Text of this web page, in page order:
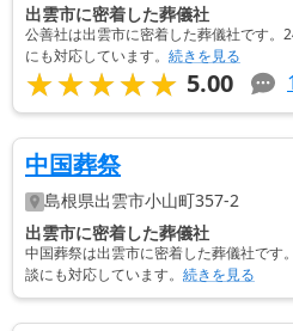
出雲市に密着した葬儀社
公善社は出雲市に密着した葬儀社です。
にも対応しています。 続きを見る
★★★★★
★★★★★ 5.00 1
中国葬祭
島根県出雲市小山町357-2
出雲市に密着した葬儀社
中国葬祭は出雲市に密着した葬儀社です
談にも対応しています。 続きを見る